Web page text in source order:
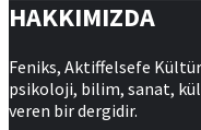
HAKKIMIZDA
Feniks, Aktiffelsefe
psikoloji, bilim, sanat,
veren bir dergidir.